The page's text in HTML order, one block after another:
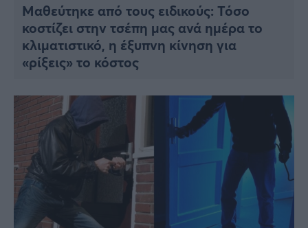
Μαθεύτηκε από τους ειδικούς: Τόσο
κοστίζει στην τσέπη μας ανά ημέρα το
κλιματιστικό, η έξυπνη κίνηση για
«ρίξεις» το κόστος